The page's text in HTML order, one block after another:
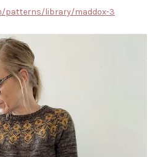
patterns/library/maddox-3